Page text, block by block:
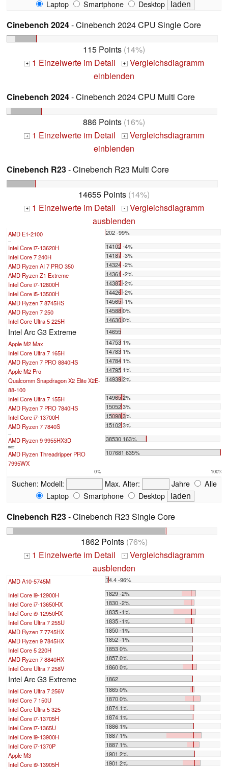
Laptop Smartphone Desktop
Cinebench 2024- Cinebench 2024 CPU Single Core
115 Points (14%)
+ 1 Einzelwerte im Detail + Vergleichsdiagramm
einblenden
Cinebench 2024- Cinebench 2024 CPU Multi Core
886 Points (16%)
+ 1 Einzelwerte im Detail + Vergleichsdiagramm
einblenden
Cinebench R23- Cinebench R23 Multi Core
14655 Points (14%)
+ 1 Einzelwerte im Detail - Vergleichsdiagramm
ausblenden
AMD E1-2100 202 -99%
...
Intel Core i7-13620H
14102 -4%
Intel Core 7 240H
14187 -3%
AMD Ryzen AI 7 PRO 350
14324 -2%
AMD Ryzen Z1 Extreme
14361 -2%
Intel Core i7-12800H
14387 -2%
Intel Core i5-13500H
14426 -2%
AMD Ryzen 7 8745HS
14565 -1%
AMD Ryzen 7 250
14588 0%
Intel Core Ultra 5 225H
14630 0%
Intel Arc G3 Extreme
14655
Apple M2 Max
14753 1%
Intel Core Ultra 7 165H
14783 1%
AMD Ryzen 7 PRO 8840HS
14784 1%
Apple M2 Pro
14795 1%
Qualcomm Snapdragon X2 Elite X2E-
88-100
14939 2%
Intel Core Ultra 7 155H
14965 2%
AMD Ryzen 7 PRO 7840HS
15052 3%
Intel Core i7-13700H
15098 3%
AMD Ryzen 7 7840S
15102 3%
...
AMD Ryzen 9 9955HX3D 38530 163%
max:
AMD Ryzen Threadripper PRO
7995WX
107681 635%
0% 100%
Suchen: Modell: Max. Alter: Jahre
Alle
Laptop
Smartphone Desktop
Cinebench R23- Cinebench R23 Single Core
1862 Points(76%)
+ 1 Einzelwerte im Detail - Vergleichsdiagramm
ausblenden
AMD A10-5745M 74.4 -96%
Intel Core i9-12900H
1829 -2%
Intel Core i7-13650HX
1830 -2%
Intel Core i9-12950HX
1835 -1%
Intel Core Ultra 7 255U
1835 -1%
AMD Ryzen 7 7745HX
1850 -1%
AMD Ryzen 9 7845HX
1852 -1%
Intel Core 5 220H
1853 0%
AMD Ryzen 7 8840HX
1857 0%
Intel Core Ultra 7 258V
1860 0%
Intel Arc G3 Extreme
1862
Intel Core Ultra 7 256V
1865 0%
Intel Core 7 150U
1870 0%
Intel Core Ultra 5 325
1874 1%
Intel Core i7-13705H
1874 1%
Intel Core i7-1365U
1886 1%
Intel Core i9-13900H
1887 1%
Intel Core i7-1370P
1887 1%
Apple M3
1901 2%
Intel Core i9-13905H
1901 2%